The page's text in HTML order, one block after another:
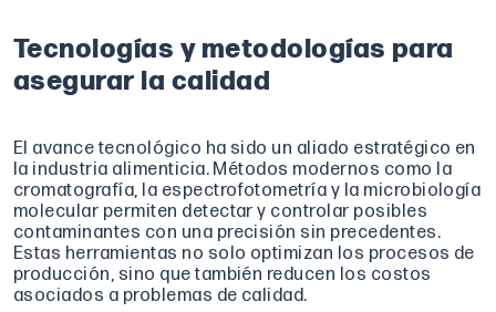
Tecnologías y metodologías para
asegurar la calidad
El avance tecnológico ha sido un aliado estratégico en
la industria alimenticia. Métodos modernos como la
cromatografía, la espectrofotometría y la microbiología
molecular permiten detectar y controlar posibles
contaminantes con una precisión sin precedentes.
Estas herramientas no solo optimizan los procesos de
producción, sino que también reducen los costos
asociados a problemas de calidad.